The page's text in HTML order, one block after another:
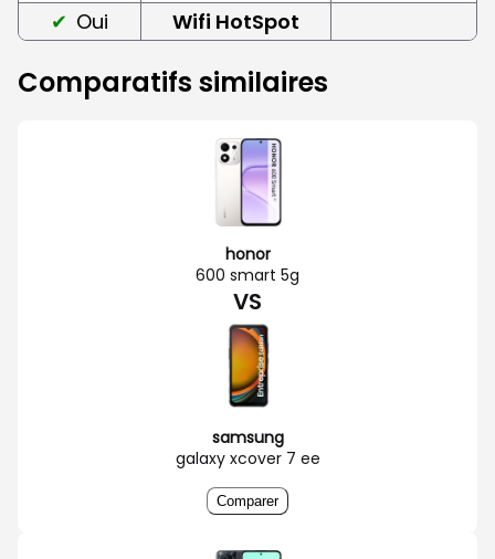
Oui
Wifi HotSpot
Comparatifs similaires
honor
600 smart 5g
VS
samsung
galaxy xcover 7 ee
Comparer